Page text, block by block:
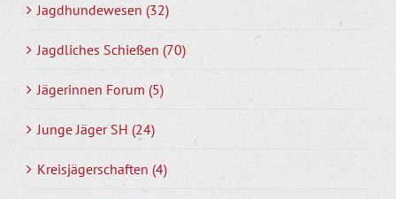
Jagdhundewesen (32)
Jagdliches Schießen (70)
Jägerinnen Forum (5)
Junge Jäger SH (24)
Kreisjägerschaften (4)